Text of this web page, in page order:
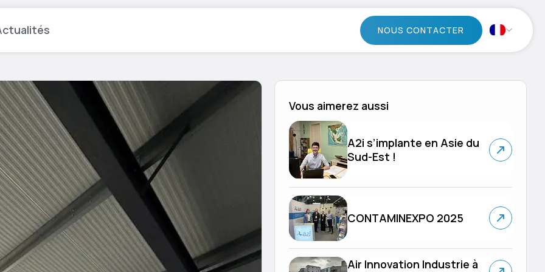
NOUS CONTACTER
Vous aimerez aussi
A2i s’implante en Asie du
Sud-Est !
CONTAMINEXPO 2025
Air Innovation Industrie à